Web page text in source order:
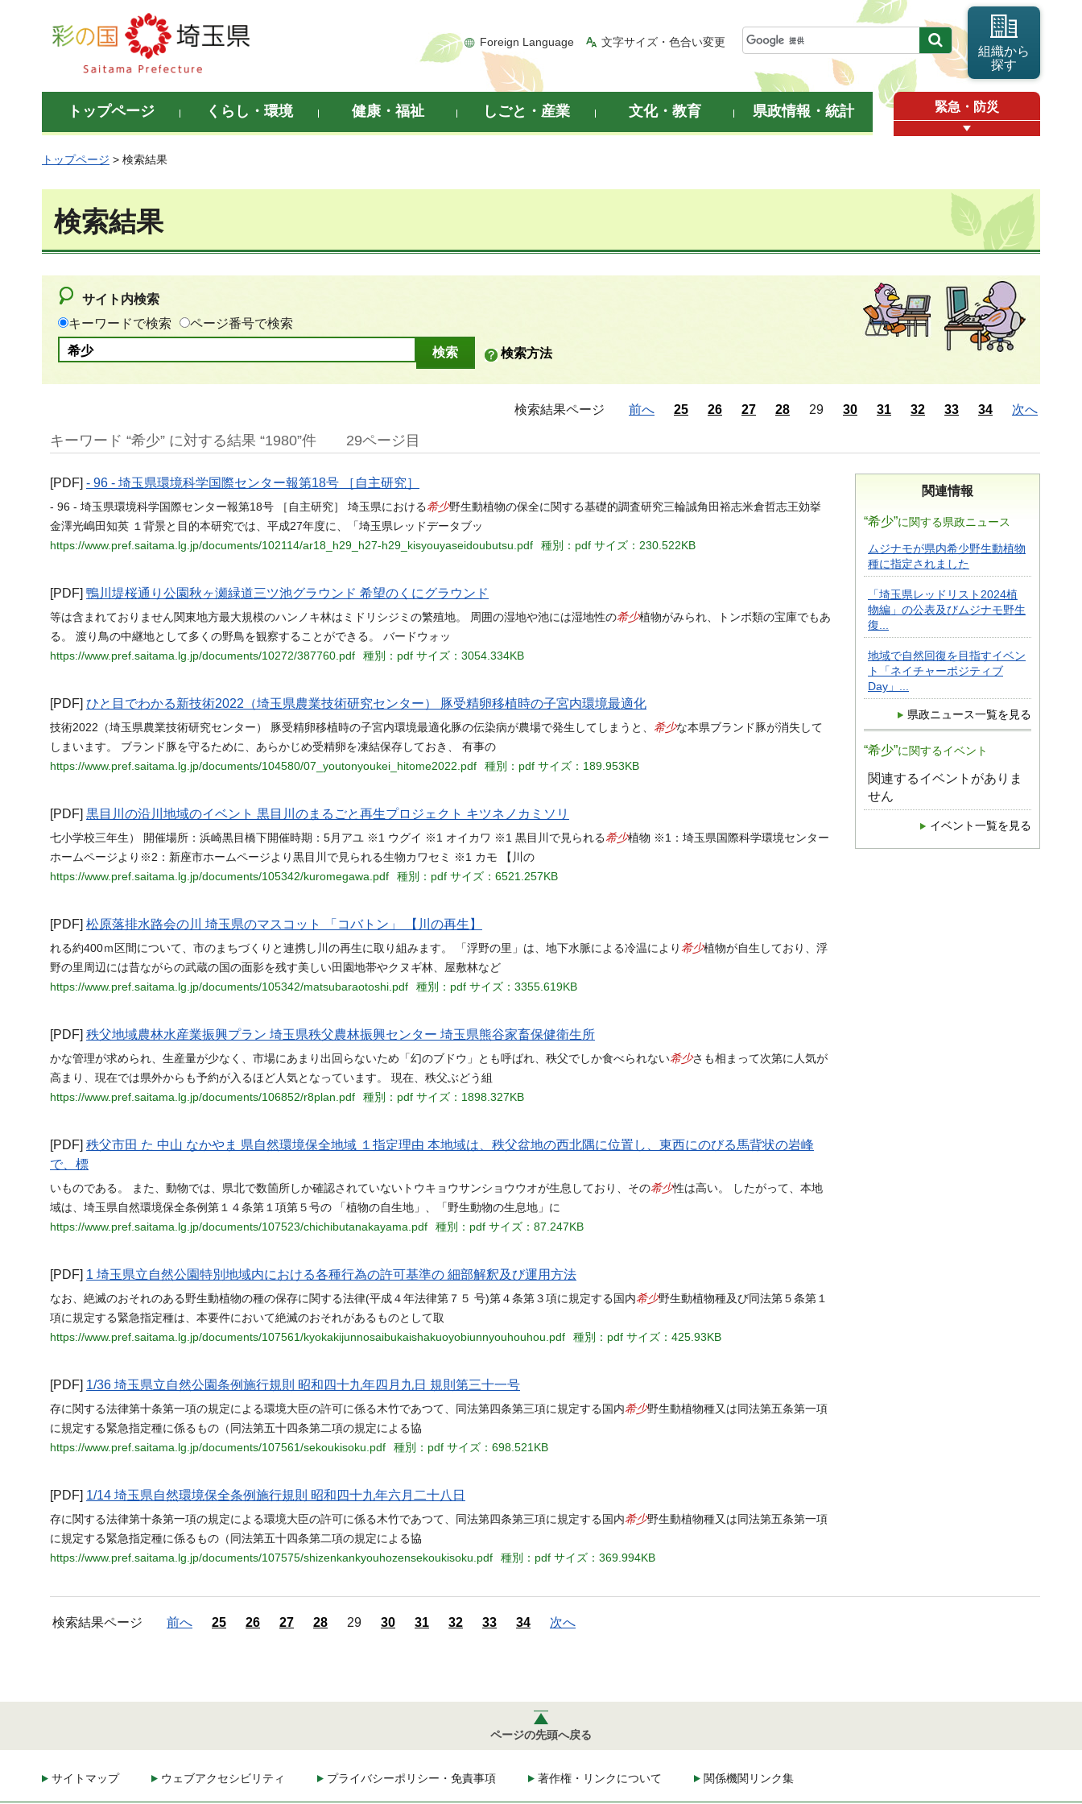
彩の国 埼玉県
Foreign Language 文字サイズ・色合い変更
組織から
探す
トップページ くらし・環境 健康・福祉 しごと・産業 文化・教育 県政情報・統計 緊急・防災
トップページ > 検索結果
検索結果
サイト内検索
キーワードで検索
ページ番号で検索
検索方法
検索結果ページ 前へ 25 26 27 28 29 30 31 32 33 34 次へ
キーワード “希少” に対する結果 “1980”件 29ページ目
関連情報
“希少”に関する県政ニュース
ムジナモが県内希少野生動植物
種に指定されました
「埼玉県レッドリスト2024植
物編」の公表及びムジナモ野生
復...
地域で自然回復を目指すイベン
ト「ネイチャーポジティブ
Day」...
県政ニュース一覧を見る
“希少”に関するイベント
関連するイベントがありま
せん
イベント一覧を見る
[PDF] - 96 - 埼玉県環境科学国際センター報第18号 ［自主研究］
- 96 - 埼玉県環境科学国際センター報第18号 ［自主研究］ 埼玉県における 希少野生動植物の保全に関する基礎的調査研究三輪誠角田裕志米倉哲志王効挙
金澤光嶋田知英 １背景と目的本研究では、平成27年度に、「埼玉県レッドデータブッ
https://www.pref.saitama.lg.jp/documents/102114/ar18_h29_h27-h29_kisyouyaseidoubutsu.pdf
種別：pdf サイズ：230.522KB
[PDF] 鴨川堤桜通り公園秋ヶ瀬緑道三ツ池グラウンド 希望のくにグラウンド
等は含まれておりません関東地方最大規模のハンノキ林はミドリシジミの繁殖地。 周囲の湿地や池には湿地性の希少植物がみられ、トンボ類の宝庫でもあ
る。 渡り鳥の中継地として多くの野鳥を観察することができる。 バードウォッ
https://www.pref.saitama.lg.jp/documents/10272/387760.pdf
種別：pdf サイズ：3054.334KB
[PDF] ひと目でわかる新技術2022（埼玉県農業技術研究センター） 豚受精卵移植時の子宮内環境最適化
技術2022（埼玉県農業技術研究センター） 豚受精卵移植時の子宮内環境最適化豚の伝染病が農場で発生してしまうと、 希少な本県ブランド豚が消失して
しまいます。 ブランド豚を守るために、あらかじめ受精卵を凍結保存しておき、 有事の
https://www.pref.saitama.lg.jp/documents/104580/07_youtonyoukei_hitome2022.pdf
種別：pdf サイズ：189.953KB
[PDF] 黒目川の沿川地域のイベント 黒目川のまるごと再生プロジェクト キツネノカミソリ
七小学校三年生） 開催場所：浜崎黒目橋下開催時期：5月アユ ※1 ウグイ ※1 オイカワ ※1 黒目川で見られる 希少植物 ※1：埼玉県国際科学環境センター
ホームページより※2：新座市ホームページより黒目川で見られる生物カワセミ ※1 カモ 【川の
https://www.pref.saitama.lg.jp/documents/105342/kuromegawa.pdf
種別：pdf サイズ：6521.257KB
[PDF] 松原落排水路会の川 埼玉県のマスコット 「コバトン」 【川の再生】
れる約400ｍ区間について、市のまちづくりと連携し川の再生に取り組みます。 「浮野の里」は、地下水脈による冷温により 希少植物が自生しており、浮
野の里周辺には昔ながらの武蔵の国の面影を残す美しい田園地帯やクヌギ林、屋敷林など
https://www.pref.saitama.lg.jp/documents/105342/matsubaraotoshi.pdf
種別：pdf サイズ：3355.619KB
[PDF] 秩父地域農林水産業振興プラン 埼玉県秩父農林振興センター 埼玉県熊谷家畜保健衛生所
かな管理が求められ、生産量が少なく、市場にあまり出回らないため「幻のブドウ」とも呼ばれ、秩父でしか食べられない希少さも相まって次第に人気が
高まり、現在では県外からも予約が入るほど人気となっています。 現在、秩父ぶどう組
https://www.pref.saitama.lg.jp/documents/106852/r8plan.pdf
種別：pdf サイズ：1898.327KB
[PDF] 秩父市田 た 中山 なかやま 県自然環境保全地域 １指定理由 本地域は、秩父盆地の西北隅に位置し、東西にのびる馬背状の岩峰
で、標
いものである。 また、動物では、県北で数箇所しか確認されていないトウキョウサンショウウオが生息しており、その希少性は高い。 したがって、本地
域は、埼玉県自然環境保全条例第１４条第１項第５号の 「植物の自生地」、「野生動物の生息地」に
https://www.pref.saitama.lg.jp/documents/107523/chichibutanakayama.pdf
種別：pdf サイズ：87.247KB
[PDF] 1 埼玉県立自然公園特別地域内における各種行為の許可基準の 細部解釈及び運用方法
なお、絶滅のおそれのある野生動植物の種の保存に関する法律(平成４年法律第７５ 号)第４条第３項に規定する国内希少野生動植物種及び同法第５条第１
項に規定する緊急指定種は、本要件において絶滅のおそれがあるものとして取
https://www.pref.saitama.lg.jp/documents/107561/kyokakijunnosaibukaishakuoyobiunnyouhouhou.pdf
種別：pdf サイズ：425.93KB
[PDF] 1/36 埼玉県立自然公園条例施行規則 昭和四十九年四月九日 規則第三十一号
存に関する法律第十条第一項の規定による環境大臣の許可に係る木竹であつて、同法第四条第三項に規定する国内希少野生動植物種又は同法第五条第一項
に規定する緊急指定種に係るもの（同法第五十四条第二項の規定による協
https://www.pref.saitama.lg.jp/documents/107561/sekoukisoku.pdf
種別：pdf サイズ：698.521KB
[PDF] 1/14 埼玉県自然環境保全条例施行規則 昭和四十九年六月二十八日
存に関する法律第十条第一項の規定による環境大臣の許可に係る木竹であつて、同法第四条第三項に規定する国内希少野生動植物種又は同法第五条第一項
に規定する緊急指定種に係るもの（同法第五十四条第二項の規定による協
https://www.pref.saitama.lg.jp/documents/107575/shizenkankyouhozensekoukisoku.pdf
種別：pdf サイズ：369.994KB
検索結果ページ 前へ 25 26 27 28 29 30 31 32 33 34 次へ
ページの先頭へ戻る
サイトマップ ウェブアクセシビリティ プライバシーポリシー・免責事項 著作権・リンクについて 関係機関リンク集